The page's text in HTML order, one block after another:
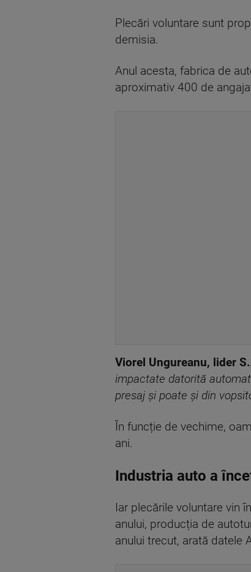
Plecări voluntare sunt
demisia.
Anul acesta, fabrica de
aproximativ 400 de
Viorel Ungureanu, lider
impactate datorită
presaj și poate și din
În funcție de vechime,
ani.
Industria auto a
Iar plecările voluntare vin
anului, producția de
anului trecut, arată datele